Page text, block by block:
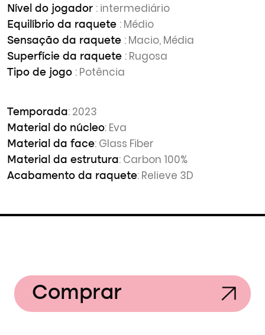
Nível do jogador : intermediário
Equilíbrio da raquete : Médio
Sensação da raquete : Macio, Média
Superfície da raquete : Rugosa
Tipo de jogo : Potência
Temporada: 2023
Material do núcleo: Eva
Material da face: Glass Fiber
Material da estrutura: Carbon 100%
Acabamento da raquete: Relieve 3D
Comprar